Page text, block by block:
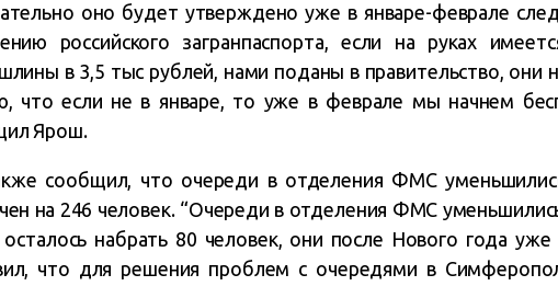
оно будет утверждено уже в январе-феврале
российского загранпаспорта, если на руках
в 3,5 тыс рублей, нами поданы в правительство, они
что если не в январе, то уже в феврале мы начнем
Ярош.
сообщил, что очереди в отделения ФМС
на 246 человек. “Очереди в отделения ФМС
набрать 80 человек, они после Нового года
что для решения проблем с очередями в